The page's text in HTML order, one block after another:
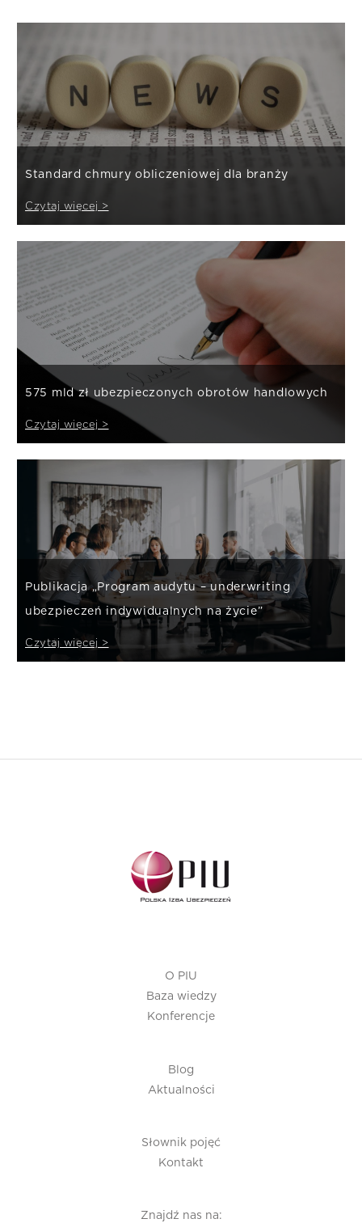
Standard chmury obliczeniowej dla branży
Czytaj więcej >
575 mld zł ubezpieczonych obrotów handlowych
Czytaj więcej >
Publikacja „Program audytu – underwriting
ubezpieczeń indywidualnych na życie”
Czytaj więcej >
O PIU
Baza wiedzy
Konferencje
Blog
Aktualności
Słownik pojęć
Kontakt
Znajdź nas na: